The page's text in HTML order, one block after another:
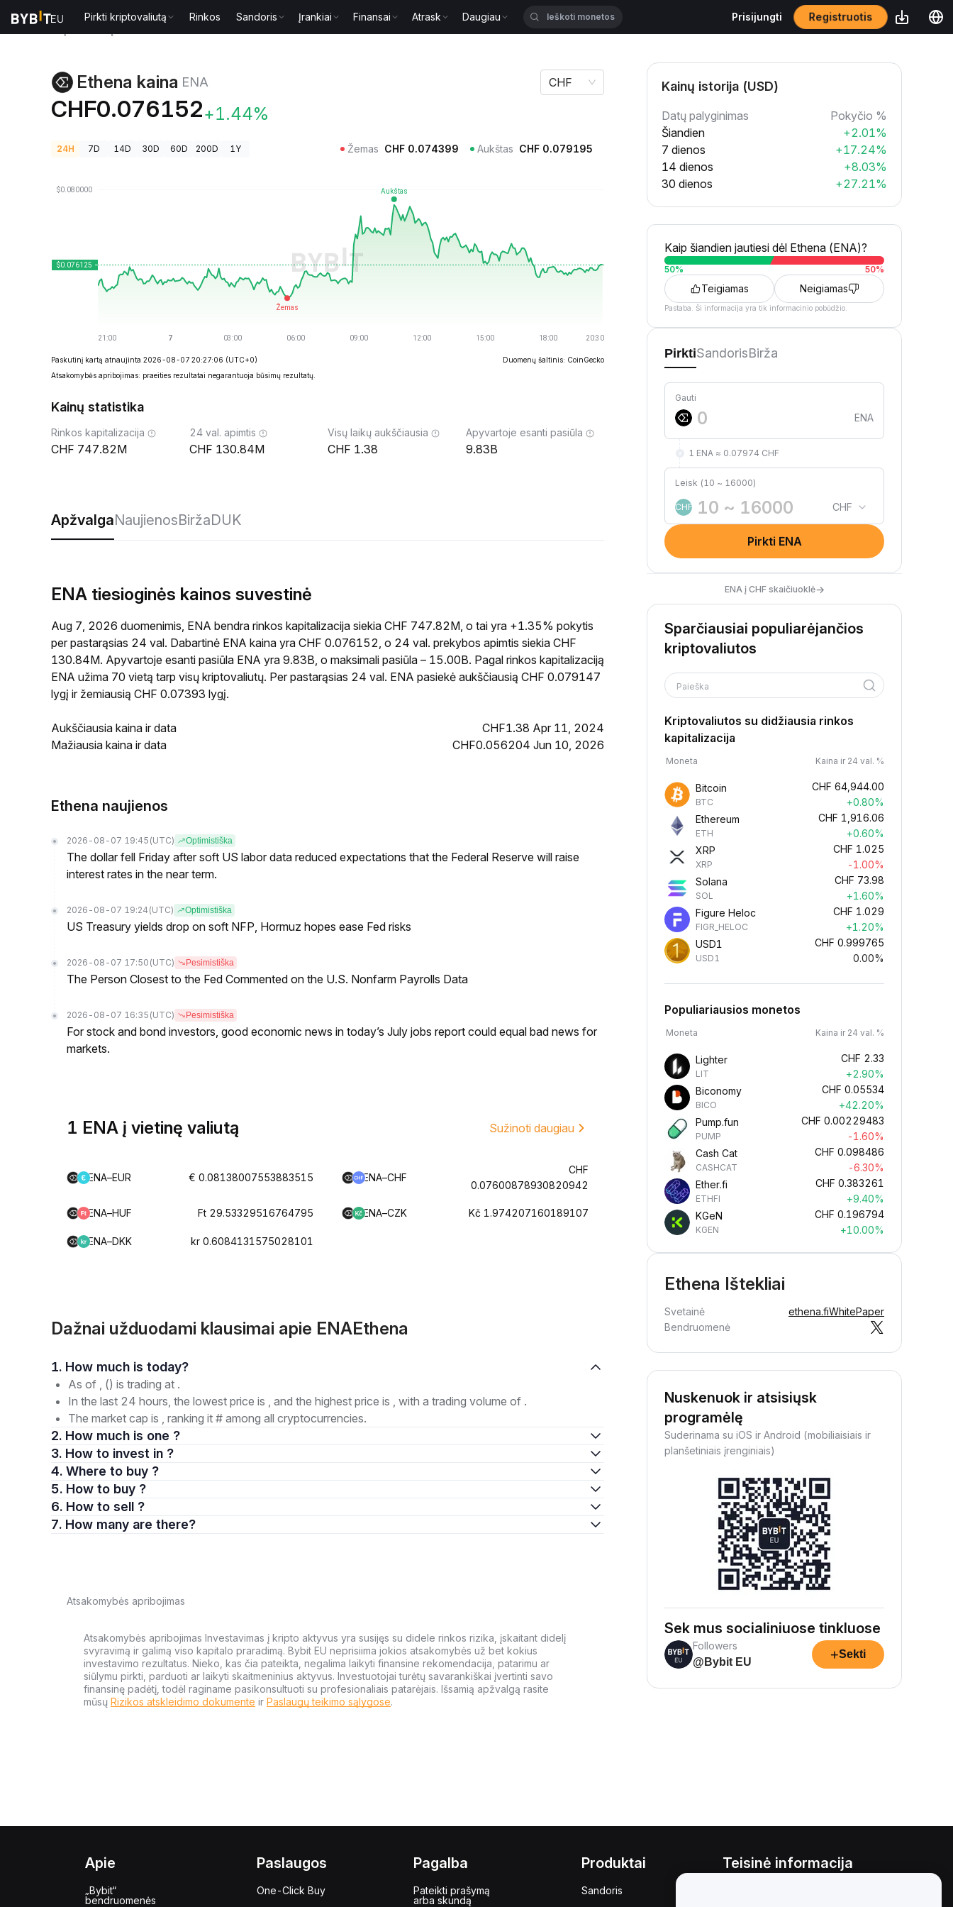
Pirkti kriptovaliutą Rinkos Sandoris Įrankiai Finansai Atrask Daugiau Prisijungti Registruotis
Ethena kaina ENA
CHF0.076152+1.44%
CHF
24H 7D 14D 30D 60D 200D 1Y Žemas CHF 0.074399 Aukštas CHF 0.079195
Paskutinį kartą atnaujinta 2026-08-07 20:27:06 (UTC+0)
Duomenų šaltinis: CoinGecko
Atsakomybės apribojimas: praeities rezultatai negarantuoja būsimų rezultatų.
Kainų statistika
Rinkos kapitalizacija
747.82M
24 val. apimtis
130.84M
Visų laikų aukščiausia
1.38
Apyvartoje esanti pasiūla
9.83B
ApžvalgaNaujienosBiržaDUK
ENA tiesioginės kainos suvestinė
Aug 7, 2026 duomenimis, ENA bendra rinkos kapitalizacija siekia CHF 747.82M, o tai yra +1.35% pokytis
per pastarąsias 24 val. Dabartinė ENA kaina yra CHF 0.076152, o 24 val. prekybos apimtis siekia CHF
130.84M. Apyvartoje esanti pasiūla ENA yra 9.83B, o maksimali pasiūla – 15.00B. Pagal rinkos kapitalizaciją
ENA užima 70 vietą tarp visų kriptovaliutų. Per pastarąsias 24 val. ENA pasiekė aukščiausią CHF 0.079147
lygį ir žemiausią CHF 0.07393 lygį.
Aukščiausia kaina ir data
CHF1.38 Apr 11, 2024
Mažiausia kaina ir data
CHF0.056204 Jun 10, 2026
Ethena naujienos
2026-08-07 19:45 (UTC) Optimistiška
The dollar fell Friday after soft US labor data reduced expectations that the Federal Reserve will raise
interest rates in the near term.
2026-08-07 19:24 (UTC) Optimistiška
US Treasury yields drop on soft NFP, Hormuz hopes ease Fed risks
2026-08-07 17:50 (UTC) Pesimistiška
The Person Closest to the Fed Commented on the U.S. Nonfarm Payrolls Data
2026-08-07 16:35 (UTC) Pesimistiška
For stock and bond investors, good economic news in today’s July jobs report could equal bad news for
markets.
1 ENA į vietinę valiutą Sužinoti daugiau
ENA–EUR € 0.08138007553883515 ENA–CHF
CHF
0.07600878930820942
ENA–HUF Ft 29.53329516764795 ENA–CZK Kč 1.974207160189107
ENA–DKK kr 0.6084131575028101
Dažnai užduodami klausimai apie ENAEthena
1. How much is today?
As of , () is trading at .
In the last 24 hours, the lowest price is , and the highest price is , with a trading volume of .
The market cap is , ranking it # among all cryptocurrencies.
2. How much is one ?
3. How to invest in ?
4. Where to buy ?
5. How to buy ?
6. How to sell ?
7. How many are there?
Atsakomybės apribojimas
Atsakomybės apribojimas Investavimas į kripto aktyvus yra susijęs su didele rinkos rizika, įskaitant didelį
svyravimą ir galimą viso kapitalo praradimą. Bybit EU neprisiima jokios atsakomybės už bet kokius
investavimo rezultatus. Nieko, kas čia pateikta, negalima laikyti finansine rekomendacija, patarimu ar
siūlymu pirkti, parduoti ar laikyti skaitmeninius aktyvus. Investuotojai turėtų savarankiškai įvertinti savo
finansinę padėtį, todėl raginame pasikonsultuoti su profesionaliais patarėjais. Išsamią apžvalgą rasite
mūsų Rizikos atskleidimo dokumente ir Paslaugų teikimo sąlygose.
Kainų istorija (USD)
Datų palyginimas
Pokyčio %
Šiandien
+2.01%
7 dienos
+17.24%
14 dienos
+8.03%
30 dienos
+27.21%
Kaip šiandien jautiesi dėl Ethena (ENA)?
50% 50%
Teigiamas Neigiamas
Pastaba. Ši informacija yra tik informacinio pobūdžio.
PirktiSandorisBirža
Gauti
ENA
1 ENA ≈ 0.07974 CHF
Leisk (10 ~ 16000)
CHF CHF
Pirkti ENA
ENA į CHF skaičiuoklė→
Sparčiausiai populiarėjančios
kriptovaliutos
Paieška
Kriptovaliutos su didžiausia rinkos
kapitalizacija
Moneta Kaina ir 24 val. %
Bitcoin
BTC
CHF 64,944.00
+0.80%
Ethereum
ETH
CHF 1,916.06
+0.60%
XRP
XRP
CHF 1.025
-1.00%
Solana
SOL
CHF 73.98
+1.60%
Figure Heloc
FIGR_HELOC
CHF 1.029
+1.20%
USD1
USD1
CHF 0.999765
0.00%
Populiariausios monetos
Moneta Kaina ir 24 val. %
Lighter
LIT
CHF 2.33
+2.90%
Biconomy
BICO
CHF 0.05534
+42.20%
Pump.fun
PUMP
CHF 0.00229483
-1.60%
Cash Cat
CASHCAT
CHF 0.098486
-6.30%
Ether.fi
ETHFI
CHF 0.383261
+9.40%
KGeN
KGEN
CHF 0.196794
+10.00%
Ethena Ištekliai
Svetainė ethena.fiWhitePaper
Bendruomenė
Nuskenuok ir atsisiųsk
programėlę
Suderinama su iOS ir Android (mobiliaisiais ir
planšetiniais įrenginiais)
Sek mus socialiniuose tinkluose
Followers
@Bybit EU
+Sekti
Apie
„Bybit“
bendruomenės
Paslaugos
One-Click Buy
Pagalba
Pateikti prašymą
arba skundą
Produktai
Sandoris
Teisinė informacija